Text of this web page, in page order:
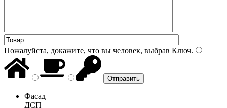
Пожалуйста, докажите, что вы человек, выбрав Ключ.
Фасад
ДСП